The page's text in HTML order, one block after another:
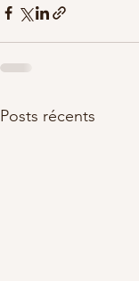
Posts récents